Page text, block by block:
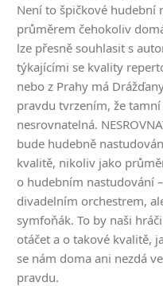
Není to špičkové hudební
průměrem čehokoliv
lze přesně souhlasit s
týkajícími se kvality
nebo z Prahy má
pravdu tvrzením, že
nesrovnatelná.
bude hudebně
kvalitě, nikoliv jako
o hudebním nastudování
divadelním orchestrem,
symfoňák. To by naši
otáčet a o takové kvalitě,
se nám doma ani nezdá
pravdu.